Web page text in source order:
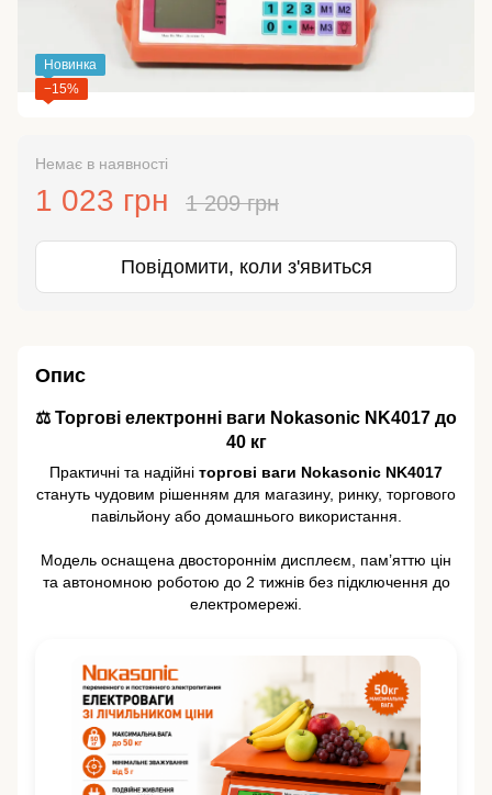
Новинка
−15%
Немає в наявності
1 023 грн 1 209 грн
Повідомити, коли з'явиться
Опис
⚖️ Торгові електронні ваги Nokasonic NK4017 до
40 кг
Практичні та надійні торгові ваги Nokasonic NK4017
стануть чудовим рішенням для магазину, ринку, торгового
павільйону або домашнього використання.
Модель оснащена двостороннім дисплеєм, пам’яттю цін
та автономною роботою до 2 тижнів без підключення до
електромережі.